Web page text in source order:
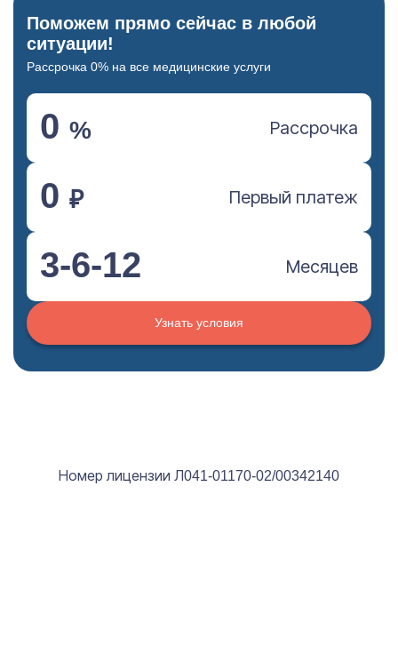
Поможем прямо сейчас в любой
ситуации!
Рассрочка 0% на все медицинские услуги
0 % Рассрочка
0 ₽ Первый платеж
3-6-12 Месяцев
Узнать условия
Номер лицензии Л041-01170-02/00342140